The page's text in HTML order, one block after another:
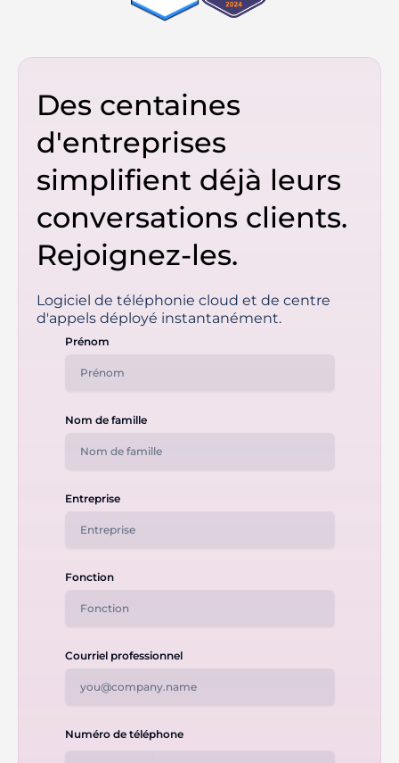
Des centaines
d'entreprises
simplifient déjà leurs
conversations clients.
Rejoignez-les.
Logiciel de téléphonie cloud et de centre
d'appels déployé instantanément.
Prénom
Nom de famille
Entreprise
Fonction
Courriel professionnel
Numéro de téléphone